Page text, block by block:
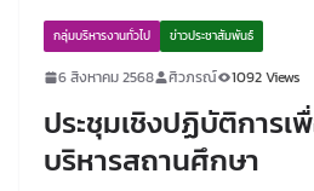
กลุ่มบริหารงานทั่วไป ข่าวประชาสัมพันธ์
6 สิงหาคม 2568 ศิวภรณ์ 1092 Views
ประชุมเชิงปฏิบัติการ
บริหารสถานศึกษา